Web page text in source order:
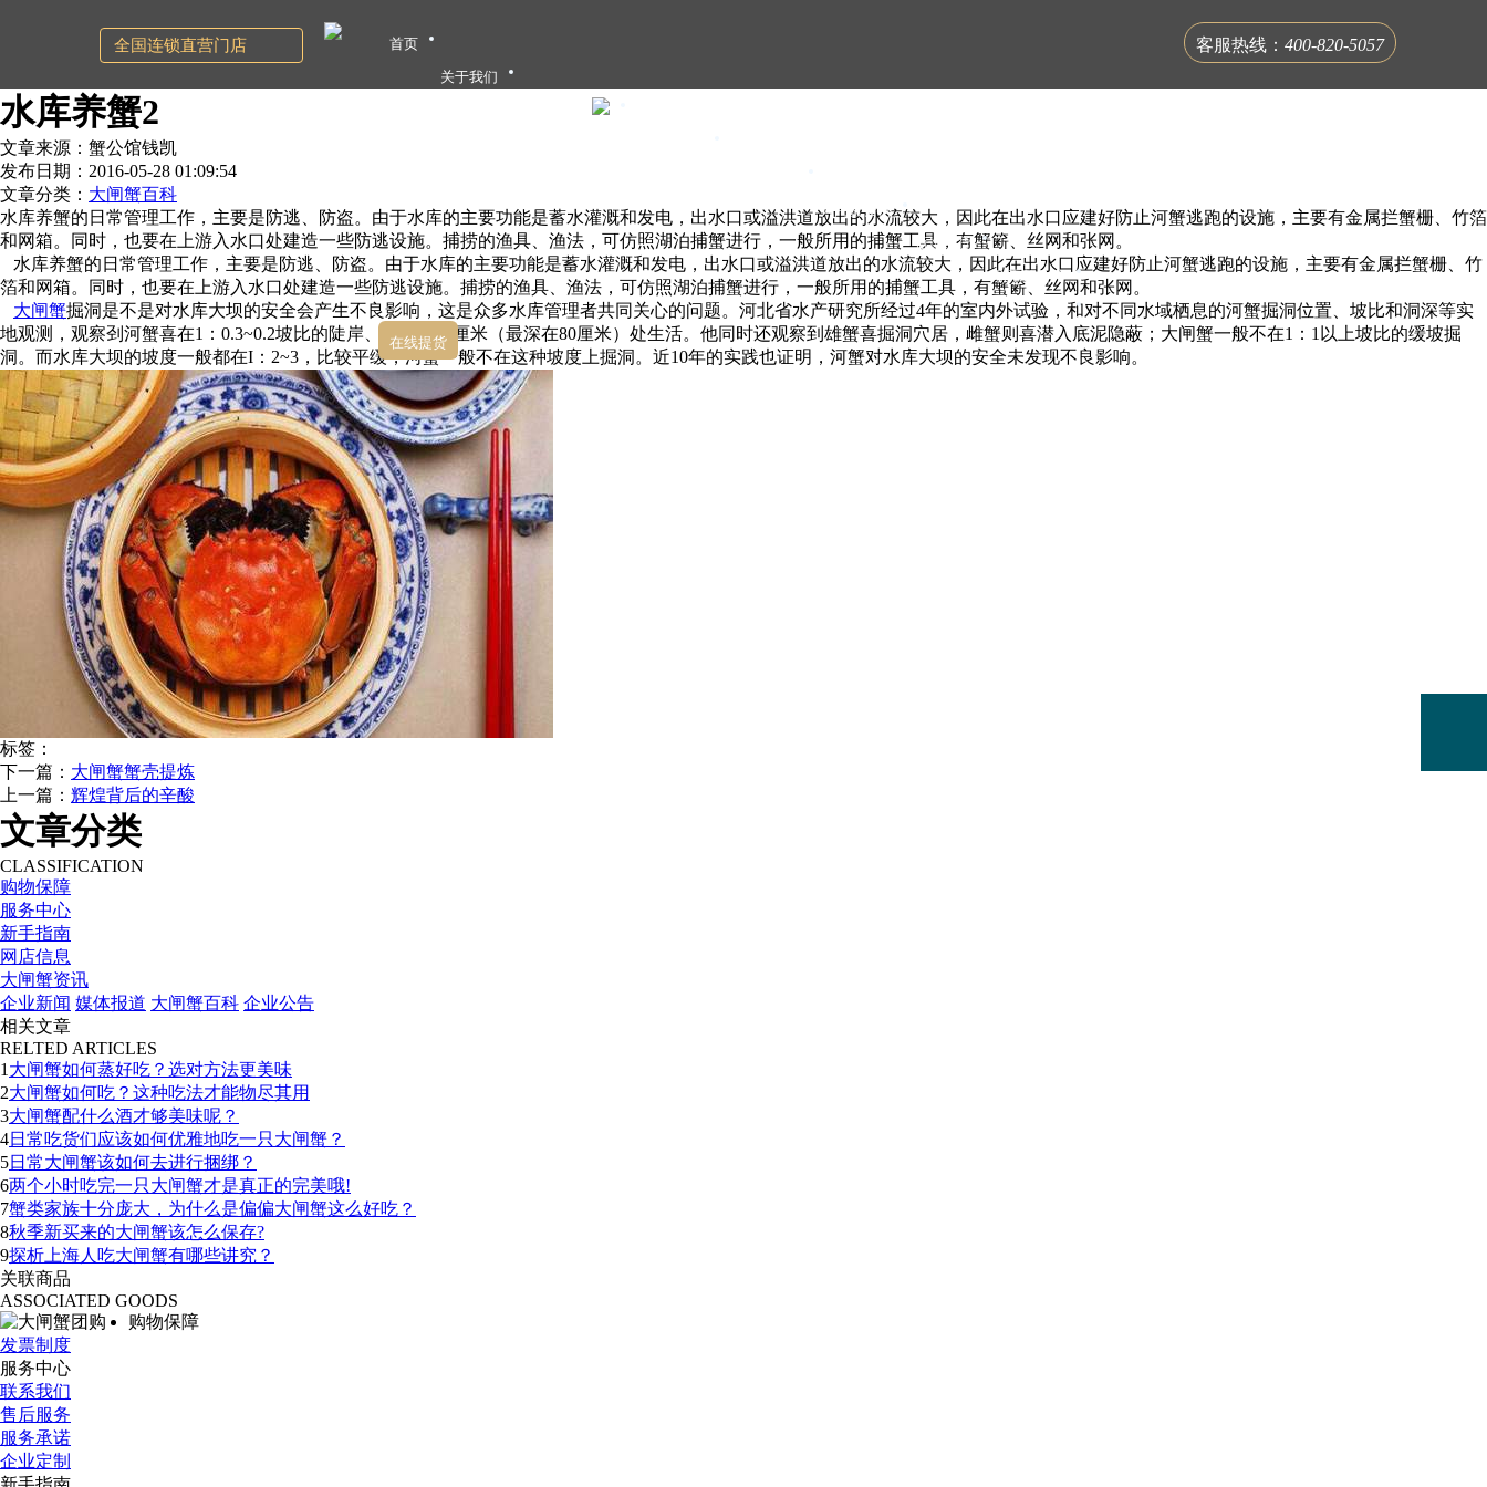
水库养蟹2
文章来源：蟹公馆钱凯
发布日期：2016-05-28 01:09:54
文章分类： 大闸蟹百科
水库养蟹的日常管理工作，主要是防逃、防盗。由于水库的主要功能是蓄水灌溉和发电，出水口或溢洪道放出的水流较大，因此在出水口应建好防止河蟹逃跑的设施，主要有金属拦蟹栅、竹箔
和网箱。同时，也要在上游入水口处建造一些防逃设施。捕捞的渔具、渔法，可仿照湖泊捕蟹进行，一般所用的捕蟹工具，有蟹簖、丝网和张网。
水库养蟹的日常管理工作，主要是防逃、防盗。由于水库的主要功能是蓄水灌溉和发电，出水口或溢洪道放出的水流较大，因此在出水口应建好防止河蟹逃跑的设施，主要有金属拦蟹栅、竹
箔和网箱。同时，也要在上游入水口处建造一些防逃设施。捕捞的渔具、渔法，可仿照湖泊捕蟹进行，一般所用的捕蟹工具，有蟹簖、丝网和张网。
大闸蟹掘洞是不是对水库大坝的安全会产生不良影响，这是众多水库管理者共同关心的问题。河北省水产研究所经过4年的室内外试验，和对不同水域栖息的河蟹掘洞位置、坡比和洞深等实
地观测，观察刭河蟹喜在1：0.3~0.2坡比的陡岸、水面下60厘米（最深在80厘米）处生活。他同时还观察到雄蟹喜掘洞穴居，雌蟹则喜潜入底泥隐蔽；大闸蟹一般不在1：1以上坡比的缓坡掘
洞。而水库大坝的坡度一般都在I：2~3，比较平缓，河蟹一般不在这种坡度上掘洞。近10年的实践也证明，河蟹对水库大坝的安全未发现不良影响。
标签：
下一篇： 大闸蟹蟹壳提炼
上一篇： 辉煌背后的辛酸
文章分类
CLASSIFICATION
购物保障
服务中心
新手指南
网店信息
大闸蟹资讯
企业新闻 媒体报道 大闸蟹百科 企业公告
相关文章
RELTED ARTICLES
1 大闸蟹如何蒸好吃？选对方法更美味
2大闸蟹如何吃？这种吃法才能物尽其用
3大闸蟹配什么酒才够美味呢？
4日常吃货们应该如何优雅地吃一只大闸蟹？
5日常大闸蟹该如何去进行捆绑？
6两个小时吃完一只大闸蟹才是真正的完美哦!
7蟹类家族十分庞大，为什么是偏偏大闸蟹这么好吃？
8秋季新买来的大闸蟹该怎么保存?
9探析上海人吃大闸蟹有哪些讲究？
关联商品
ASSOCIATED GOODS
购物保障
发票制度
服务中心
联系我们
售后服务
服务承诺
企业定制
全国连锁直营门店
首页
关于我们
大闸蟹资讯
甄选年货
联系蟹公馆
在线提货
客服热线： 400-820-5057